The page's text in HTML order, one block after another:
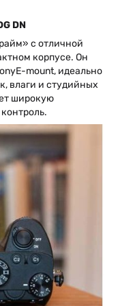
DN
с отличной
корпусе. Он
mount, идеально
влаги и студийных
широкую